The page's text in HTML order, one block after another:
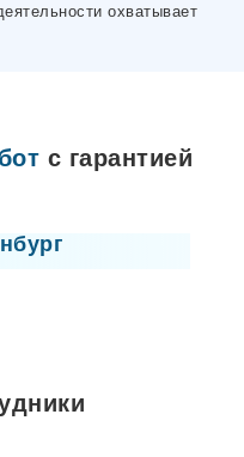
охватывает
с гарантией